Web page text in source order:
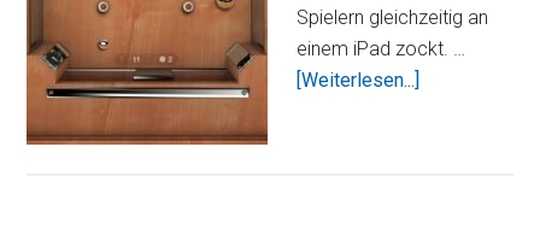
Spielern gleichzeitig an
einem iPad zockt. …
[Weiterlesen...]